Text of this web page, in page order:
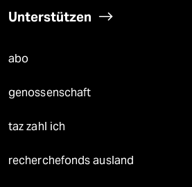
Unterstützen
abo
genossenschaft
taz zahl ich
recherchefonds ausland